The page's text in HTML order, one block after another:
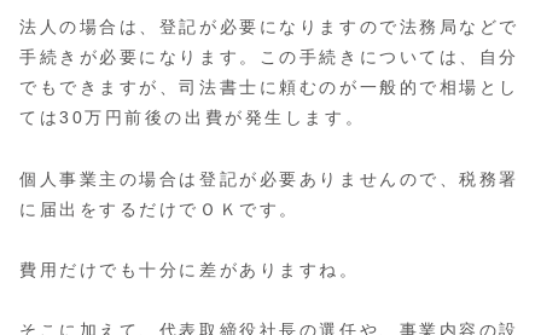
法人の場合は、登記が必要になりますので法務局などで
手続きが必要になります。この手続きについては、自分
でもできますが、司法書士に頼むのが一般的で相場とし
ては30万円前後の出費が発生します。
個人事業主の場合は登記が必要ありませんので、税務署
に届出をするだけでＯＫです。
費用だけでも十分に差がありますね。
そこに加えて、代表取締役社長の選任や、事業内容の設